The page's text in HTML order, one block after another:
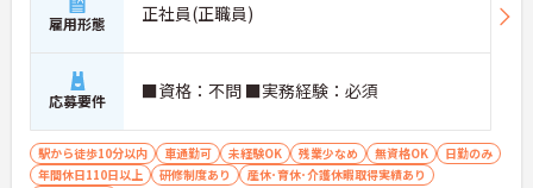
雇用形態 正社員(正職員)
応募要件 ■資格：不問 ■実務経験：必須
駅から徒歩10分以内 車通勤可 未経験OK 残業少なめ 無資格OK
日勤のみ
年間休日110日以上
研修制度あり
産休･育休･介護休暇取得実績あり